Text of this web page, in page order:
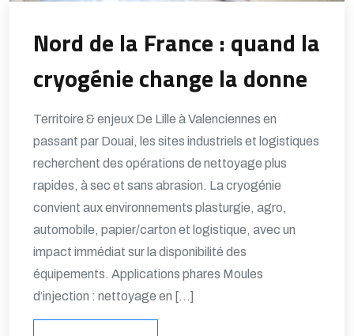
Nord de la France : quand la
cryogénie change la donne
Territoire & enjeux De Lille à Valenciennes en
passant par Douai, les sites industriels et logistiques
recherchent des opérations de nettoyage plus
rapides, à sec et sans abrasion. La cryogénie
convient aux environnements plasturgie, agro,
automobile, papier/carton et logistique, avec un
impact immédiat sur la disponibilité des
équipements. Applications phares Moules
d’injection : nettoyage en […]